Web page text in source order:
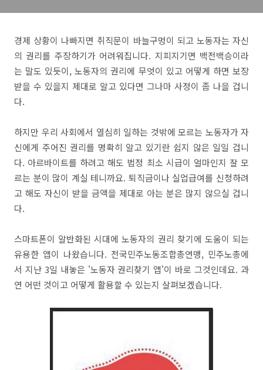
경제 상황이 나빠지면 취직문이 바늘구멍이 되고 노동자는 자신
의 권리를 주장하기가 어려워집니다. 지피지기면 백전백승이라
는 말도 있듯이, 노동자의 권리에 무엇이 있고 어떻게 하면 보장
받을 수 있을지 제대로 알고 있다면 그나마 사정이 좀 나을 겁니
다.
하지만 우리 사회에서 열심히 일하는 것밖에 모르는 노동자가 자
신에게 주어진 권리를 명확히 알고 있기란 쉽지 않은 일일 겁니
다. 아르바이트를 하려고 해도 법정 최소 시급이 얼마인지 잘 모
르는 분이 많이 계실 테니까요. 퇴직금이나 실업급여를 신청하려
고 해도 자신이 받을 금액을 제대로 아는 분은 많지 않으실 겁니
다.
스마트폰이 알반화된 시대에 노동자의 권리 찾기에 도움이 되는
유용한 앱이 나왔습니다. 전국민주노동조합총연맹, 민주노총에
서 지난 3일 내놓은 '노동자 권리찾기 앱'이 바로 그것인데요. 과
연 어떤 것이고 어떻게 활용할 수 있는지 살펴보겠습니다.